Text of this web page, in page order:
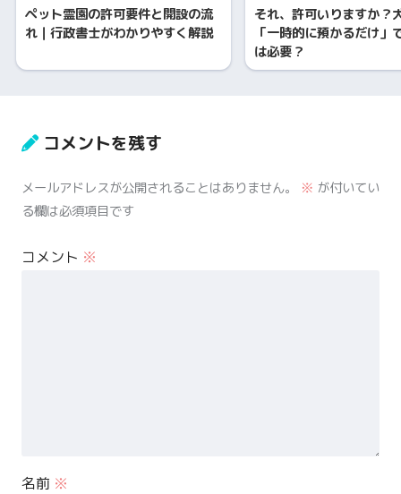
ペット霊園の許可要件と開設の流
れ｜行政書士がわかりやすく解説
それ、許可いりますか？
「一時的に預かるだけ」
は必要？
コメントを残す
メールアドレスが公開されることはありません。 ※ が付いてい
る欄は必須項目です
コメント ※
名前 ※